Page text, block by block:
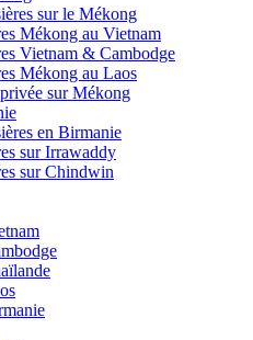
sur le Mékong
Mékong au Vietnam
Vietnam & Cambodge
Mékong au Laos
sur Mékong
en Birmanie
sur Irrawaddy
sur Chindwin